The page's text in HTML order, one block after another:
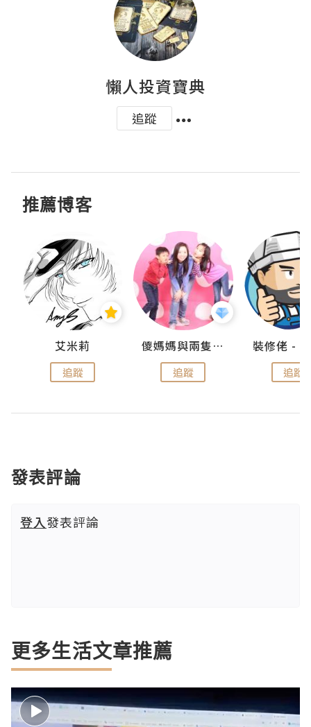
懶人投資寶典
追蹤
推薦博客
艾米莉
追蹤
儍媽媽與兩隻小魔怪之家
追蹤 追蹤
發表評論
登入發表評論
更多生活文章推薦